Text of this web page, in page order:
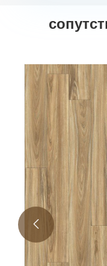
Напольное
пазом и
Посмотреть
